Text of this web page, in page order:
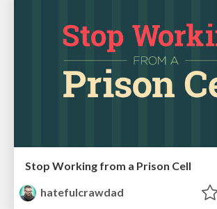
Stop Working from a Prison Cell
hatefulcrawdad